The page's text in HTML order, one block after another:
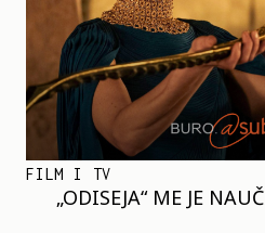
FILM I TV
„ODISEJA“ ME JE